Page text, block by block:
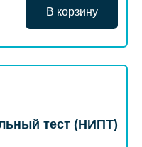
В корзину
тест (НИПТ)